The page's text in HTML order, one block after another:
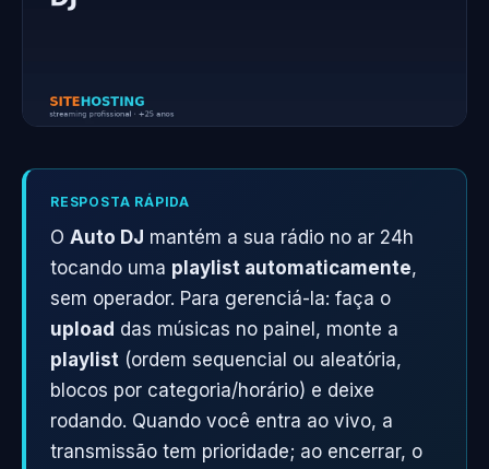
RESPOSTA RÁPIDA
O Auto DJ mantém a sua rádio no ar 24h
tocando uma playlist automaticamente,
sem operador. Para gerenciá-la: faça o
upload das músicas no painel, monte a
playlist (ordem sequencial ou aleatória,
blocos por categoria/horário) e deixe
rodando. Quando você entra ao vivo, a
transmissão tem prioridade; ao encerrar, o